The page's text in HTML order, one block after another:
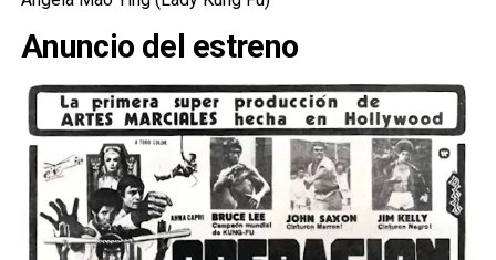
Anuncio del estreno